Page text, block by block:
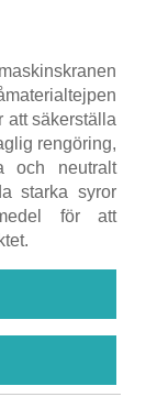
att säkerställa
rengöring,
och neutralt
starka syror
för att